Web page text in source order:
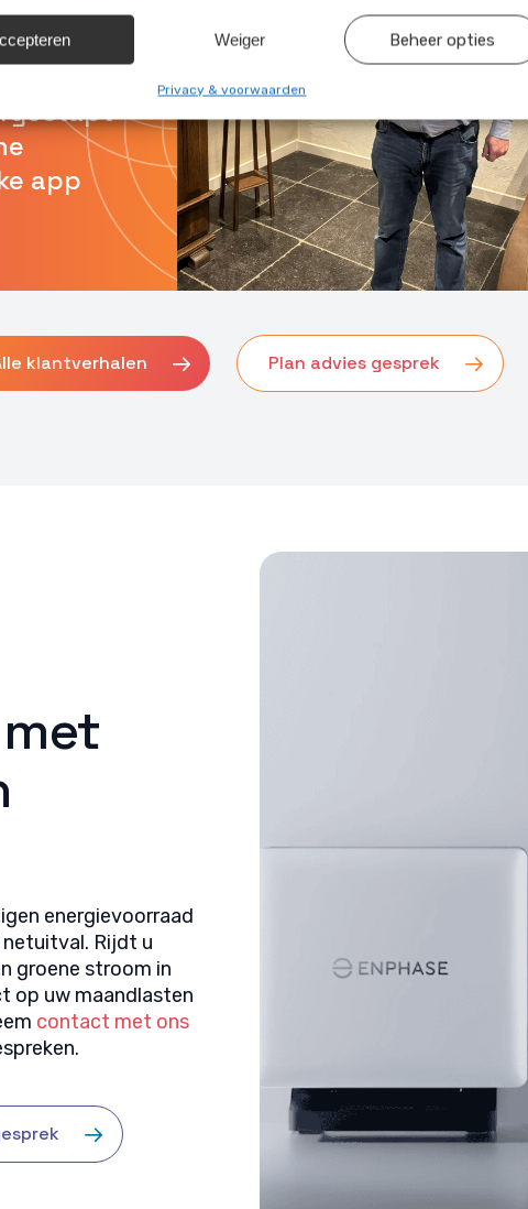
Altijd actief
uit andere gegevensbronnen met elkaar matchen en combineren,
verzonden informatie.
voor beveiliging, fraude voorkomen en detecteren en
Advertenties en content leveren en tonen,
opslaan en delen.
Altijd actief
Weiger Beheer opties
Privacy & voorwaarden
app
klantverhalen Plan advies gesprek
energievoorraad
Rijdt u
groene stroom in
op uw maandlasten
contact met ons